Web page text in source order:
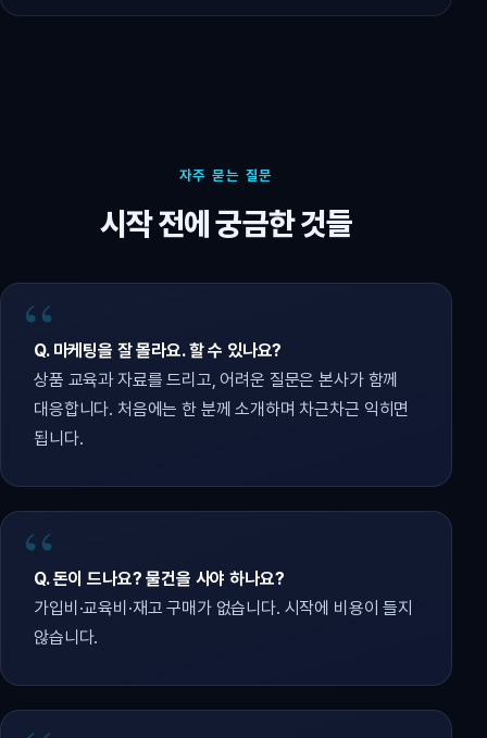
자주 묻는 질문
시작 전에 궁금한 것들
Q. 마케팅을 잘 몰라요. 할 수 있나요?
상품 교육과 자료를 드리고, 어려운 질문은 본사가 함께
대응합니다. 처음에는 한 분께 소개하며 차근차근 익히면
됩니다.
Q. 돈이 드나요? 물건을 사야 하나요?
가입비·교육비·재고 구매가 없습니다. 시작에 비용이 들지
않습니다.